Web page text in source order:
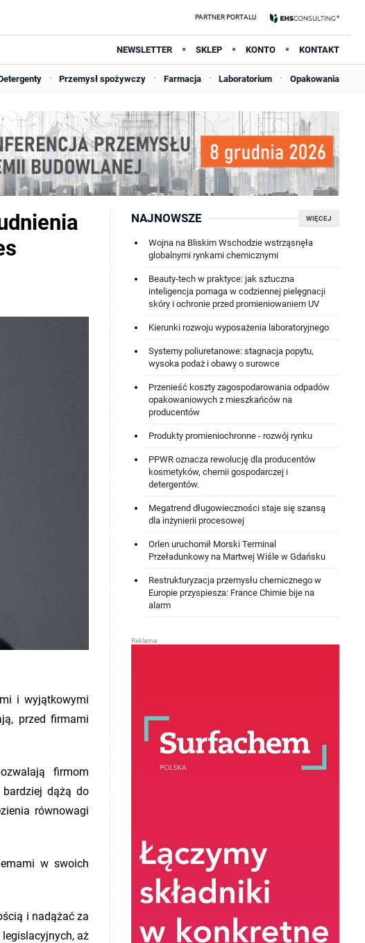
NEWSLETTER SKLEP KONTO KONTAKT
Przemysł spożywczy Farmacja Laboratorium Opakowania
i wyjątkowymi
przed firmami
firmom
dążą do
równowagi
w swoich
i nadążać za
aż
WIĘCEJ
NAJNOWSZE
Wojna na Bliskim Wschodzie wstrząsnęła
globalnymi rynkami chemicznymi
Beauty-tech w praktyce: jak sztuczna
inteligencja pomaga w codziennej pielęgnacji
skóry i ochronie przed promieniowaniem UV
Kierunki rozwoju wyposażenia laboratoryjnego
Systemy poliuretanowe: stagnacja popytu,
wysoka podaż i obawy o surowce
Przenieść koszty zagospodarowania odpadów
opakowaniowych z mieszkańców na
producentów
Produkty promieniochronne - rozwój rynku
PPWR oznacza rewolucję dla producentów
kosmetyków, chemii gospodarczej i
detergentów.
Megatrend długowieczności staje się szansą
dla inżynierii procesowej
Orlen uruchomił Morski Terminal
Przeładunkowy na Martwej Wiśle w Gdańsku
Restrukturyzacja przemysłu chemicznego w
Europie przyspiesza: France Chimie bije na
alarm